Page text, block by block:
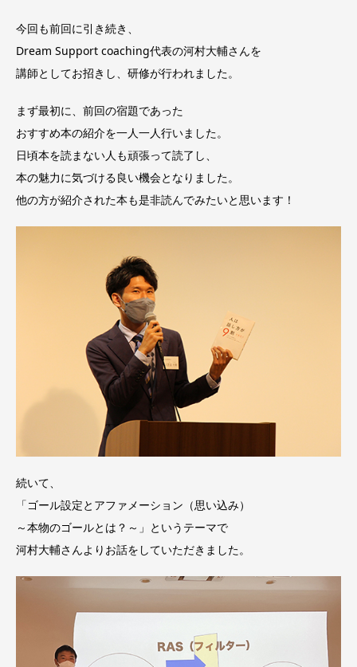
今回も前回に引き続き、
Dream Support coaching代表の河村大輔さんを
講師としてお招きし、研修が行われました。
まず最初に、前回の宿題であった
おすすめ本の紹介を一人一人行いました。
日頃本を読まない人も頑張って読了し、
本の魅力に気づける良い機会となりました。
他の方が紹介された本も是非読んでみたいと思います！
続いて、
「ゴール設定とアファメーション（思い込み）
～本物のゴールとは？～」というテーマで
河村大輔さんよりお話をしていただきました。